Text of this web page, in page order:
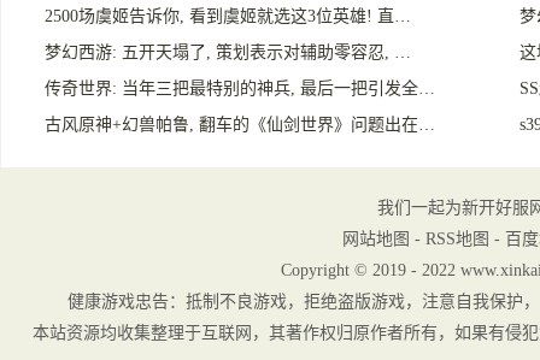
2500场虞姬告诉你, 看到虞姬就选这3位英雄! 直…
梦
梦幻西游: 五开天塌了, 策划表示对辅助零容忍, …
这
传奇世界: 当年三把最特别的神兵, 最后一把引发全…
古风原神+幻兽帕鲁, 翻车的《仙剑世界》问题出在…
我们一起为新开好服
网站地图 - RSS地图 - 百
Copyright © 2019 - 2022
健康游戏忠告：抵制不良游戏，拒绝盗版游戏，注意自我保护
本站资源均收集整理于互联网，其著作权归原作者所有，如果有侵